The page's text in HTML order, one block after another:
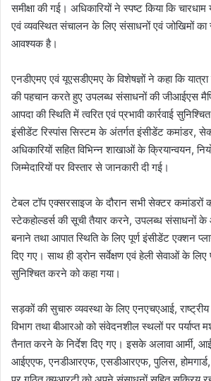
समीक्षा की गई। अधिकारियों ने स्पष्ट किया कि
एवं व्यवस्थित संचालन के लिए संसाधनों एवं जोखिमों
आवश्यक है।
एनडीएमए एवं यूएसडीएमए के विशेषज्ञों ने कहा कि यात्रा
की पहचान करते हुए उपलब्ध संसाधनों की जीआईएस
आपदा की स्थिति में त्वरित एवं प्रभावी कार्रवाई
इंसीडेंट रिस्पांस सिस्टम के अंतर्गत इंसीडेंट कमांडर,
अधिकारियों सहित विभिन्न शाखाओं के क्रियान्वयन,
जिम्मेदारियों पर विस्तार से जानकारी दी गई।
टेबल टॉप एक्सरसाइज के दौरान सभी सेक्टर कमांडरों
स्टेकहोल्डर्स की सूची तैयार करने, उपलब्ध संसाधनों
बनाने तथा आपात स्थिति के लिए पूर्ण इंसीडेंट एक्शन
दिए गए। साथ ही ड्रोन सर्वेक्षण एवं हेली सेवाओं के लिए
सुनिश्चित करने को कहा गया।
सड़कों की सुचारु व्यवस्था के लिए एनएचएआई, राष्ट्रीय
विभाग तथा बीआरओ को संवेदनशील स्थलों पर पर्याप्त
तैनात करने के निर्देश दिए गए। इसके अलावा आर्मी,
आईएएफ, एनडीआरएफ, एसडीआरएफ, पुलिस,